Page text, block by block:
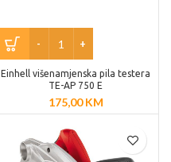
Einhell višenamjenska pila testera
TE-AP 750 E
175,00KM